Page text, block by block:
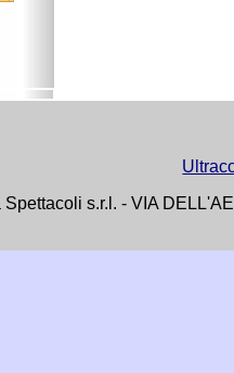
Spettacoli s.r.l. - VIA